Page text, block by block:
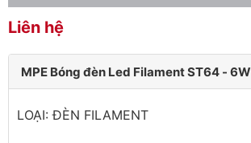
Liên hệ
MPE Bóng đèn Led Filament ST64 - 6W
LOẠI: ĐÈN FILAMENT